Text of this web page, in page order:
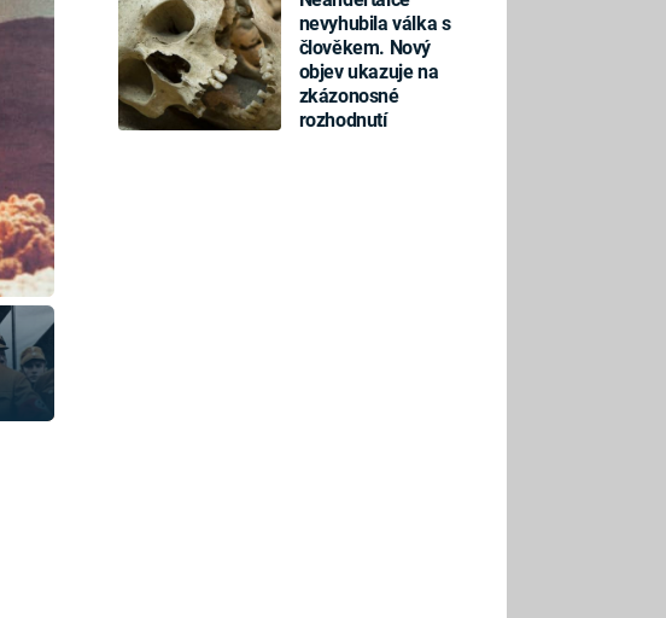
nevyhubila válka s
člověkem. Nový
objev ukazuje na
zkázonosné
rozhodnutí